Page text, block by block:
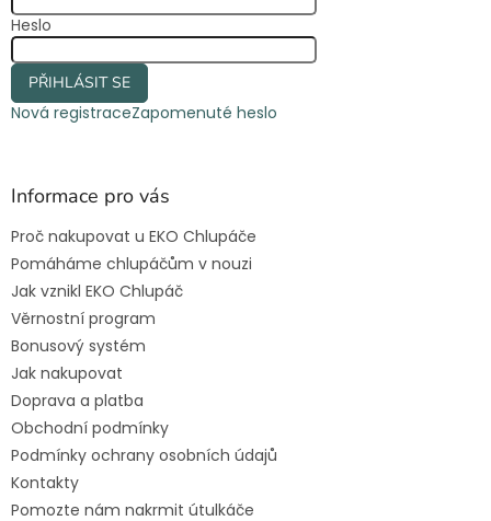
y
ý
Heslo
PŘIHLÁSIT SE
Nová registraceZapomenuté heslo
Informace pro vás
Proč nakupovat u EKO Chlupáče
Pomáháme chlupáčům v nouzi
Jak vznikl EKO Chlupáč
Věrnostní program
Bonusový systém
Jak nakupovat
Doprava a platba
Obchodní podmínky
Podmínky ochrany osobních údajů
Kontakty
Pomozte nám nakrmit útulkáče